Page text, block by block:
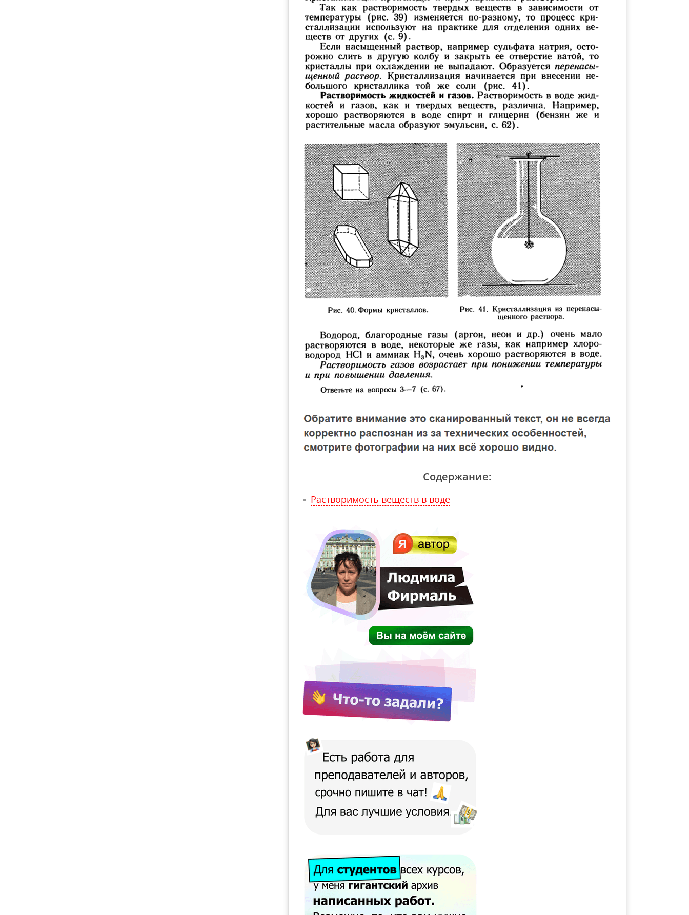
Содержание:
Растворимость веществ в воде